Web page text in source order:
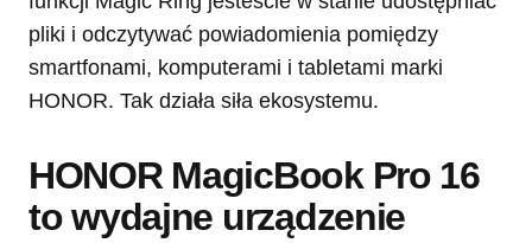
pliki i odczytywać powiadomienia pomiędzy
smartfonami, komputerami i tabletami marki
HONOR. Tak działa siła ekosystemu.
HONOR MagicBook Pro 16
to wydajne urządzenie